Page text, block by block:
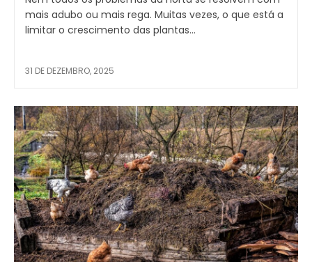
mais adubo ou mais rega. Muitas vezes, o que está a
limitar o crescimento das plantas...
31 DE DEZEMBRO, 2025